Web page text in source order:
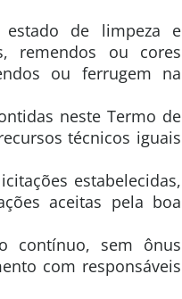
estado de limpeza e
remendos ou cores
ou ferrugem na
neste Termo de
técnicos iguais
estabelecidas,
aceitas pela boa
contínuo, sem ônus
com responsáveis